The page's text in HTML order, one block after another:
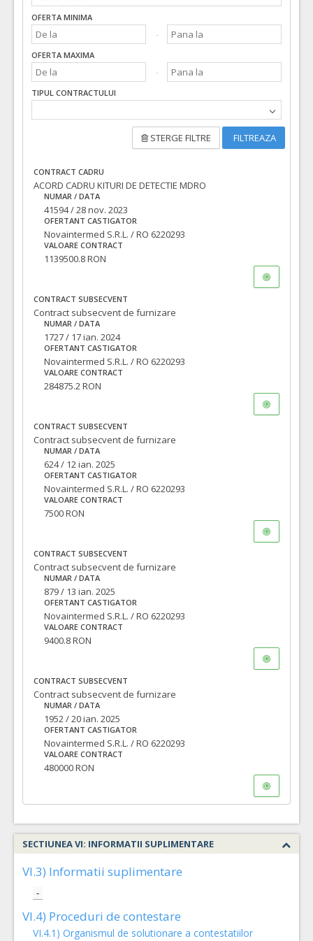
OFERTA MINIMA
OFERTA MAXIMA
TIPUL CONTRACTULUI
STERGE FILTRE FILTREAZA
CONTRACT CADRU
ACORD CADRU KITURI DE DETECTIE MDRO
NUMAR / DATA
41594 / 28 nov. 2023
OFERTANT CASTIGATOR
Novaintermed S.R.L. / RO 6220293
VALOARE CONTRACT
1139500.8 RON
CONTRACT SUBSECVENT
Contract subsecvent de furnizare
NUMAR / DATA
1727 / 17 ian. 2024
OFERTANT CASTIGATOR
Novaintermed S.R.L. / RO 6220293
VALOARE CONTRACT
284875.2 RON
CONTRACT SUBSECVENT
Contract subsecvent de furnizare
NUMAR / DATA
624 / 12 ian. 2025
OFERTANT CASTIGATOR
Novaintermed S.R.L. / RO 6220293
VALOARE CONTRACT
7500 RON
CONTRACT SUBSECVENT
Contract subsecvent de furnizare
NUMAR / DATA
879 / 13 ian. 2025
OFERTANT CASTIGATOR
Novaintermed S.R.L. / RO 6220293
VALOARE CONTRACT
9400.8 RON
CONTRACT SUBSECVENT
Contract subsecvent de furnizare
NUMAR / DATA
1952 / 20 ian. 2025
OFERTANT CASTIGATOR
Novaintermed S.R.L. / RO 6220293
VALOARE CONTRACT
480000 RON
SECTIUNEA VI: INFORMATII SUPLIMENTARE
VI.3) Informatii suplimentare
-
VI.4) Proceduri de contestare
VI.4.1) Organismul de solutionare a contestatiilor